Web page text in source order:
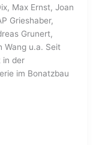
Max Ernst, Joan
Grieshaber,
Grunert,
Wang u.a. Seit
in der
im Bonatzbau